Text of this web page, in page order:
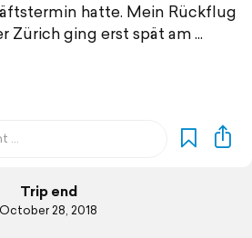
hatte. Mein Rückflug
Zürich ging erst spät am
Trip end
October 28, 2018